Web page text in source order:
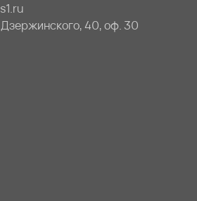
Дзержинского, 40, оф. 30